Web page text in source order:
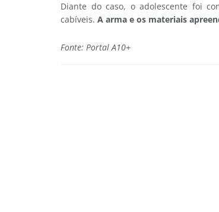
Diante do caso, o adolescente foi
cabíveis. A arma e os materiais
Fonte: Portal A10+